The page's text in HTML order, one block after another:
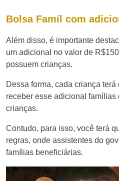
Bolsa Famíl com
Além disso, é importante
um adicional no valor de
possuem crianças.
Dessa forma, cada criança
receber esse adicional famílias
crianças.
Contudo, para isso, você terá
regras, onde assistentes do
famílias beneficiárias.